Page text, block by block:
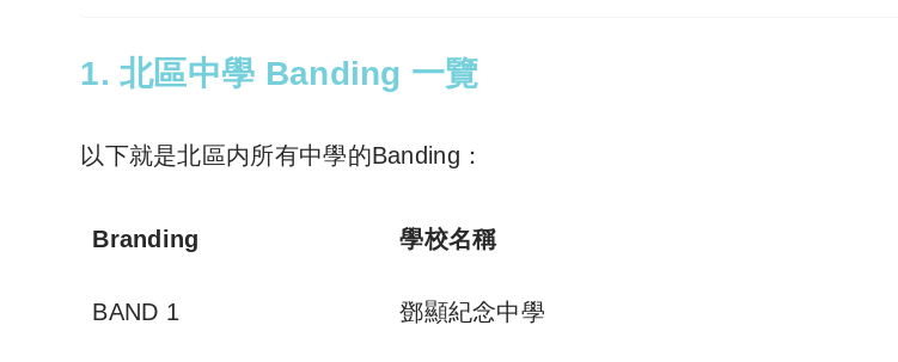
1. 北區中學 Banding 一覽
以下就是北區内所有中學的Banding：
Branding 學校名稱
BAND 1 鄧顯紀念中學